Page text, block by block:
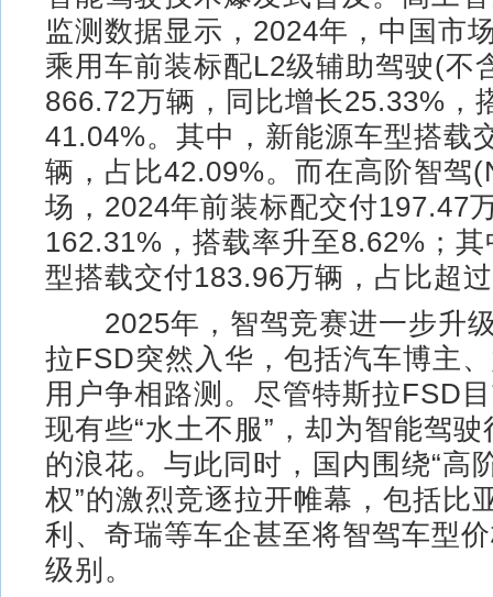
监测数据显示，2024年，中国市
乘用车前装标配L2级辅助驾驶(不
866.72万辆，同比增长25.33%，
41.04%。其中，新能源车型搭载
辆，占比42.09%。而在高阶智驾
场，2024年前装标配交付197.47
162.31%，搭载率升至8.62%；
型搭载交付183.96万辆，占比超
2025年，智驾竞赛进一步升
拉FSD突然入华，包括汽车博主
用户争相路测。尽管特斯拉FSD
现有些“水土不服”，却为智能驾
的浪花。与此同时，国内围绕“高
权”的激烈竞逐拉开帷幕，包括比
利、奇瑞等车企甚至将智驾车型
级别。